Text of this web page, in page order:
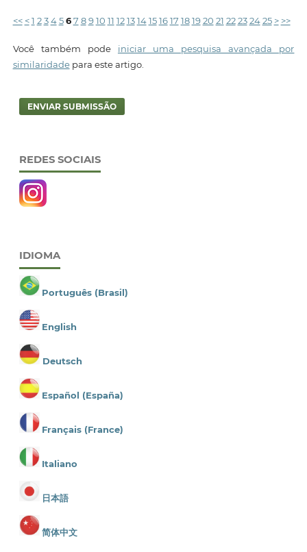
<< < 1 2 3 4 5 6 7 8 9 10 11 12 13 14 15 16 17 18 19 20 21 22 23 24 25 > >>
Você também pode iniciar uma pesquisa avançada por
similaridadepara este artigo.
ENVIAR SUBMISSÃO
REDES SOCIAIS
IDIOMA
Português (Brasil)
English
Deutsch
Español (España)
Français (France)
Italiano
日本語
简体中文